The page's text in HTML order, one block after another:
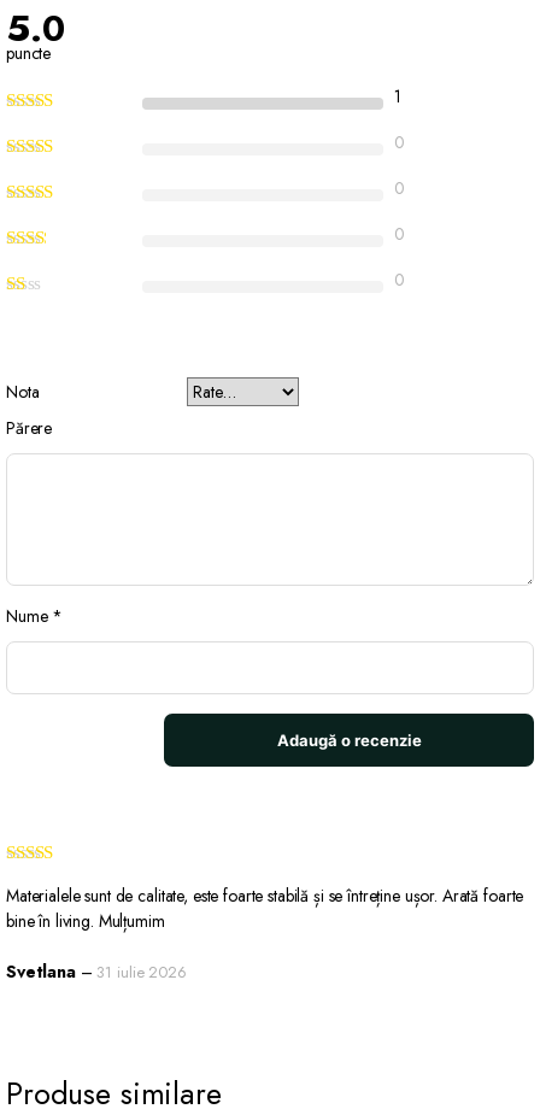
5.0
puncte
1
0
0
0
0
Nota
Părere
Nume *
din 5
Materialele sunt de calitate, este foarte stabilă și se întreține ușor. Arată foarte
bine în living. Mulțumim
Svetlana– 31 iulie 2026
Produse similare